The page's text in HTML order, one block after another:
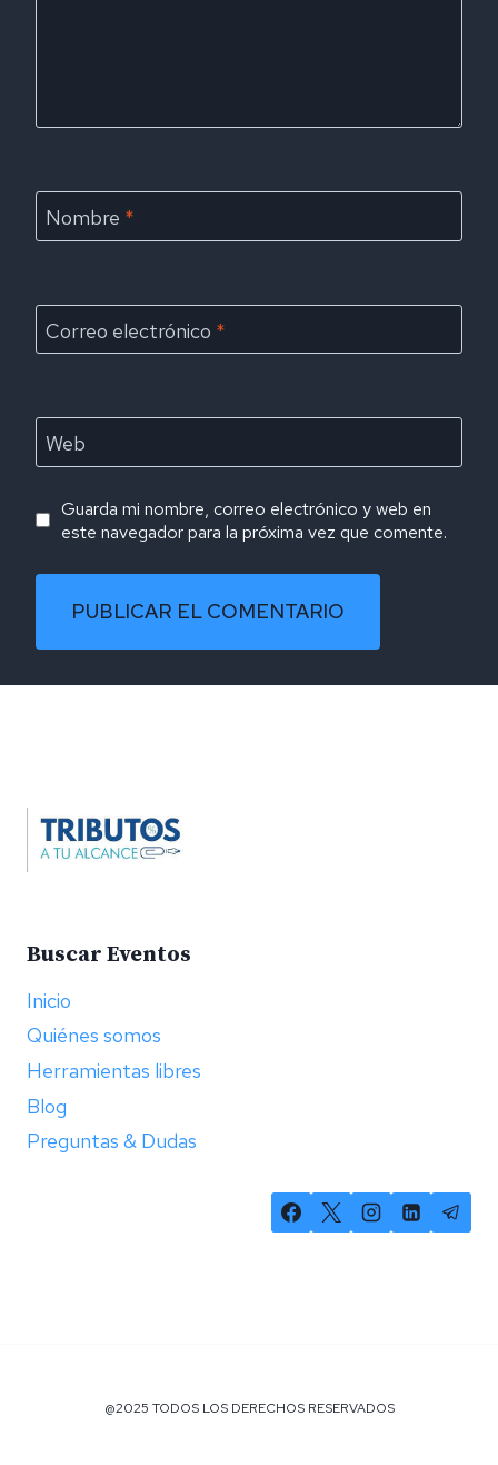
Nombre *
Correo electrónico *
Web
Guarda mi nombre, correo electrónico y web en
este navegador para la próxima vez que comente.
Alternative:
Buscar Eventos
Inicio
Quiénes somos
Herramientas libres
Blog
Preguntas & Dudas
@2025 TODOS LOS DERECHOS RESERVADOS